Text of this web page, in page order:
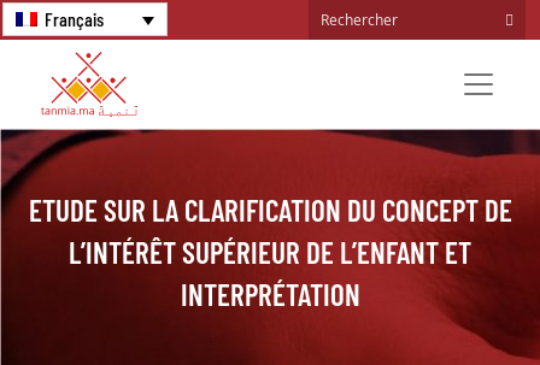
Français
ETUDE SUR LA CLARIFICATION DU CONCEPT DE
L’INTÉRÊT SUPÉRIEUR DE L’ENFANT ET
INTERPRÉTATION